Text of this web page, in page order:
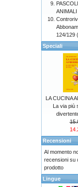
124/129
Speciali
LA CUCINA
La via più
Recensioni
Al momento
recensioni su
prodotto
Lingue